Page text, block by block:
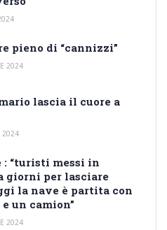
pieno di “cannizzi”
2024
lascia il cuore a
2024
: “turisti messi in
giorni per lasciare
la nave è partita con
un camion”
2024